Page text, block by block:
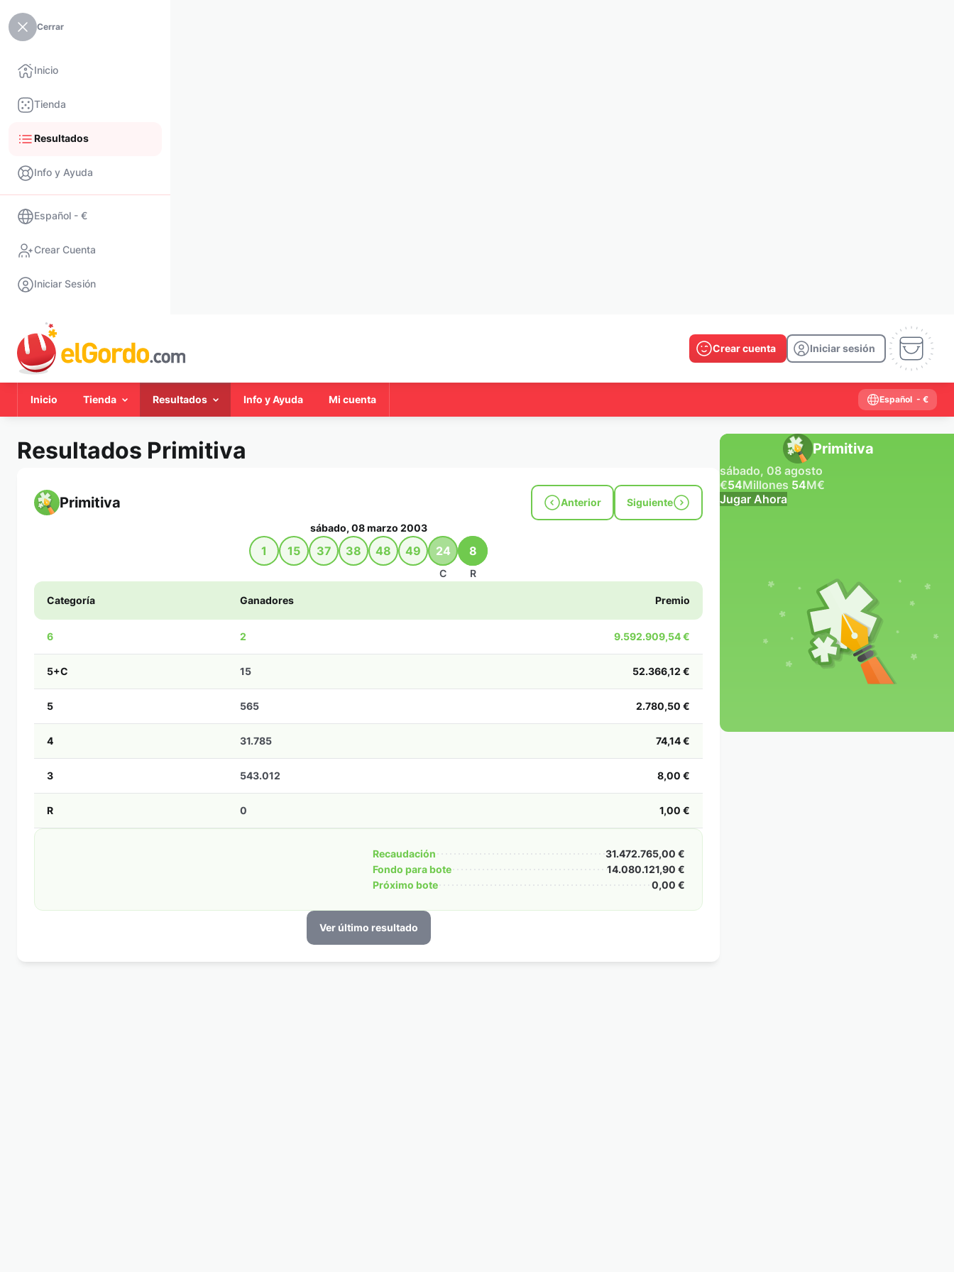
Cerrar
Inicio
Tienda
Resultados
Info y Ayuda
Español - €
Crear Cuenta
Iniciar Sesión
Crear cuenta Iniciar sesión
Inicio Tienda Resultados Info y Ayuda Mi cuenta Español - €
Resultados Primitiva
Primitiva Anterior Siguiente
sábado, 08 marzo 2003
1 15 37 38 48 49 24
C
8
R
Categoría Ganadores Premio
6 2 9.592.909,54 €
5+C 15 52.366,12 €
5 565 2.780,50 €
4 31.785 74,14 €
3 543.012 8,00 €
R 0 1,00 €
Recaudación
31.472.765,00 €
Fondo para bote
14.080.121,90 €
Próximo bote
0,00 €
Ver último resultado
Primitiva
sábado, 08 agosto
€54Millones 54M€
Jugar Ahora
2025 2023
2021
2018 2017 2016
2013 2012 2011 2010
2009
2006 2005 2004
2002
2001 2000 1999 1998
1994 1993 1992
1991
1986 1985